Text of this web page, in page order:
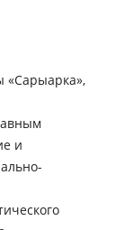
«Сарыарка»,
и